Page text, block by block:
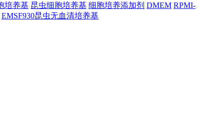
培养基 昆虫细胞培养基 细胞培养添加剂 DMEM RPMI-
EMSF930昆虫无血清培养基